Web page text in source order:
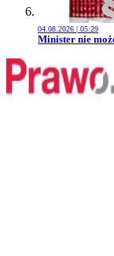
04.08.2026 | 05:29
Przejdź do
Minister nie